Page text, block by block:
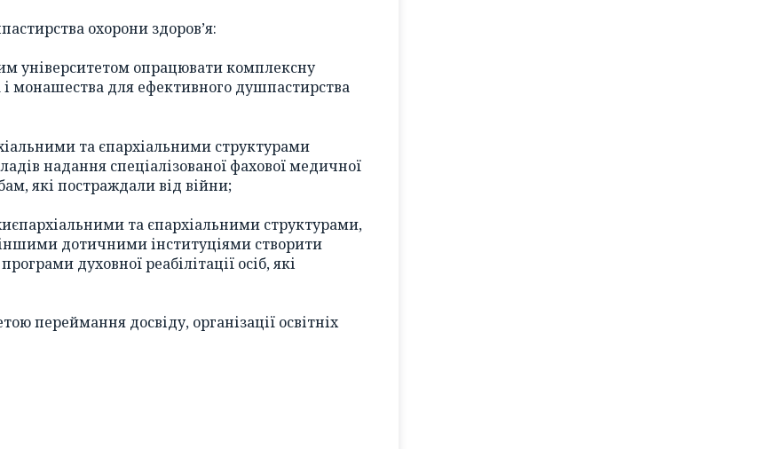
охорони здоров’я:
університетом опрацювати комплексну
монашества для ефективного душпастирства
та єпархіальними структурами
надання спеціалізованої фахової медичної
які постраждали від війни;
та єпархіальними структурами,
дотичними інституціями створити
духовної реабілітації осіб, які
переймання досвіду, організації освітніх